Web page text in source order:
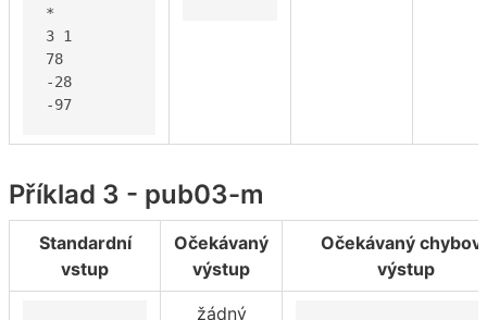
*
3 1
78
-28
-97
Příklad 3 - pub03-m
Standardní
vstup
Očekávaný
výstup
Očekávaný
výstup
žádný